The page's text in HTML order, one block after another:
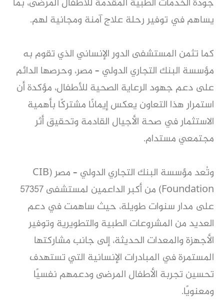
جودة الخدمات الطبية المقدمة للأطفال المرضى، بما
يساهم في توفير رحلة علاج آمنة ومجانية لهم.
كما تثمن المستشفى الدور الإنساني الذي تقوم به
مؤسسة البنك التجاري الدولي – مصر، وحرصها الدائم
على دعم جهود الرعاية الصحية للأطفال، مؤكدة أن
استمرار هذا التعاون يعكس إيمانًا مشتركًا بأهمية
الاستثمار في صحة الأجيال القادمة وتحقيق أثر
مجتمعي مستدام.
وتُعد مؤسسة البنك التجاري الدولي – مصر (CIB
Foundation) من أكبر الداعمين لمستشفى 57357
على مدار سنوات طويلة، حيث ساهمت في دعم
العديد من المشروعات الطبية والتطويرية وتوفير
الأجهزة والمعدات الحديثة، إلى جانب مشاركتها
المستمرة في المبادرات الإنسانية التي تستهدف
تحسين تجربة الأطفال المرضى ودعمهم نفسيًا
ومعنويًا.